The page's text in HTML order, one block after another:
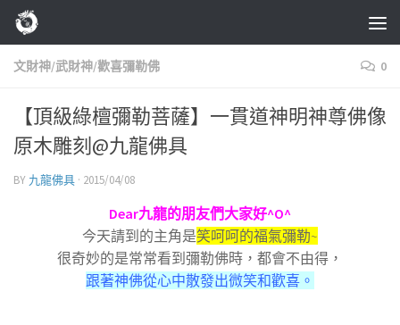
Skip to content
文財神/武財神/歡喜彌勒佛 0
【頂級綠檀彌勒菩薩】一貫道神明神尊佛像
原木雕刻@九龍佛具
BY 九龍佛具 · 2015/04/08
Dear九龍的朋友們大家好^O^
今天請到的主角是笑呵呵的福氣彌勒~
很奇妙的是常常看到彌勒佛時，都會不由得，
跟著神佛從心中散發出微笑和歡喜。